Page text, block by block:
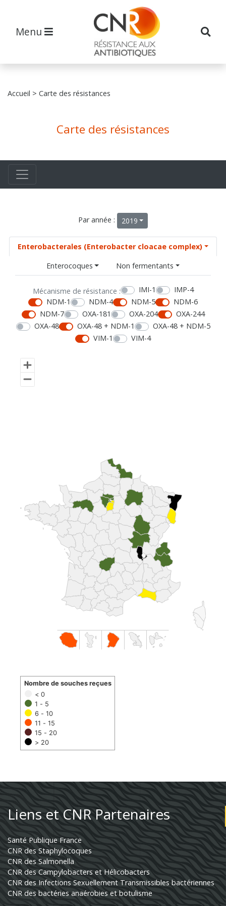
Menu
Accueil > Carte des résistances
Carte des résistances
Par année : 2019
Enterobacterales (Enterobacter cloacae complex)
Enterocoques
Non fermentants
Mécanisme de résistance : IMI-1
IMP-4
NDM-1
NDM-4 NDM-5
NDM-6
NDM-7
OXA-181 OXA-204
OXA-244
OXA-48
OXA-48 + NDM-1
OXA-48 + NDM-5
VIM-1
VIM-4
< 0
1 - 5
6 - 10
11 - 15
15 - 20
> 20
Nombre de souches reçues
Liens et CNR Partenaires
Santé Publique France
CNR des Staphylocoques
CNR des Salmonella
CNR des Campylobacters et Hélicobacters
CNR des Infections Sexuellement Transmissibles bactériennes
CNR des bactéries anaérobies et botulisme